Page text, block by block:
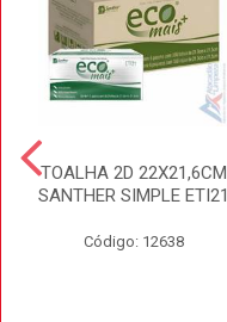
TOALHA 2D 22X21,6CM
SANTHER SIMPLE ETI21
Código: 12638